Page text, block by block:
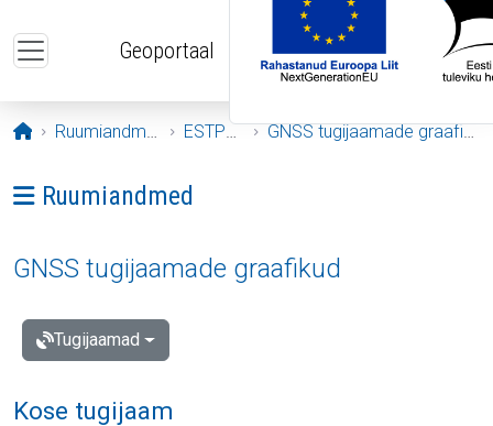
Geoportaal
Avaleht
Ruumiandmed ESTPOS GNSS tugijaamade graafikud
Ava menüü: Ruumiandmed
Ruumiandmed
GNSS tugijaamade graafikud
Tugijaamad
Kose tugijaam